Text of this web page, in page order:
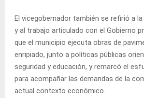
El vicegobernador también se refirió a
y al trabajo articulado con el Gobierno
que el municipio ejecuta obras de
enripiado, junto a políticas públicas
seguridad y educación, y remarcó el
para acompañar las demandas de la
actual contexto económico.